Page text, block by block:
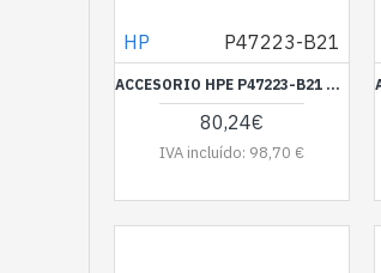
HP P47223-B21
ACCESORIO HPE P47223-B21 KIT DISIPADOR TERMICO
80,24€
IVA incluído: 98,70 €